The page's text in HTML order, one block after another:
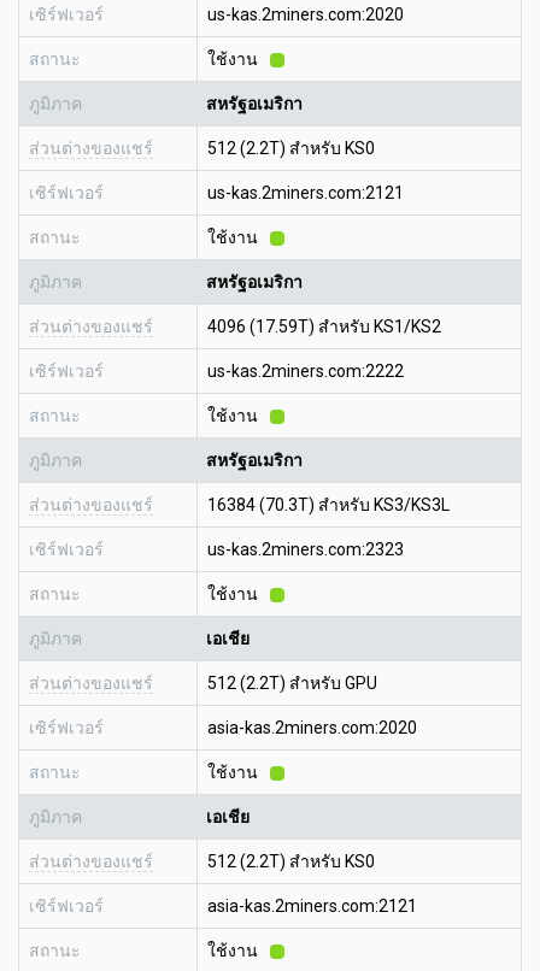
เซิร์ฟเวอร์ us-kas.2miners.com:2020
สถานะ ใช้งาน
ภูมิภาค สหรัฐอเมริกา
ส่วนต่างของแชร์ 512 (2.2T) สำหรับ KS0
เซิร์ฟเวอร์ us-kas.2miners.com:2121
สถานะ ใช้งาน
ภูมิภาค สหรัฐอเมริกา
ส่วนต่างของแชร์ 4096 (17.59T) สำหรับ KS1/KS2
เซิร์ฟเวอร์ us-kas.2miners.com:2222
สถานะ ใช้งาน
ภูมิภาค สหรัฐอเมริกา
ส่วนต่างของแชร์ 16384 (70.3T) สำหรับ KS3/KS3L
เซิร์ฟเวอร์ us-kas.2miners.com:2323
สถานะ ใช้งาน
ภูมิภาค เอเชีย
ส่วนต่างของแชร์ 512 (2.2T) สำหรับ GPU
เซิร์ฟเวอร์ asia-kas.2miners.com:2020
สถานะ ใช้งาน
ภูมิภาค เอเชีย
ส่วนต่างของแชร์ 512 (2.2T) สำหรับ KS0
เซิร์ฟเวอร์ asia-kas.2miners.com:2121
สถานะ ใช้งาน